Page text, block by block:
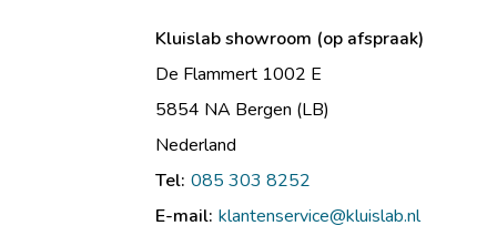
Kluislab showroom (op afspraak)
De Flammert 1002 E
5854 NA Bergen (LB)
Nederland
Tel: 085 303 8252
E-mail: klantenservice@kluislab.nl